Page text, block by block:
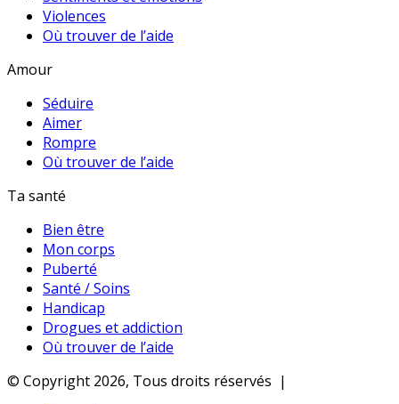
Violences
Où trouver de l’aide
Amour
Séduire
Aimer
Rompre
Où trouver de l’aide
Ta santé
Bien être
Mon corps
Puberté
Santé / Soins
Handicap
Drogues et addiction
Où trouver de l’aide
© Copyright 2026, Tous droits réservés |